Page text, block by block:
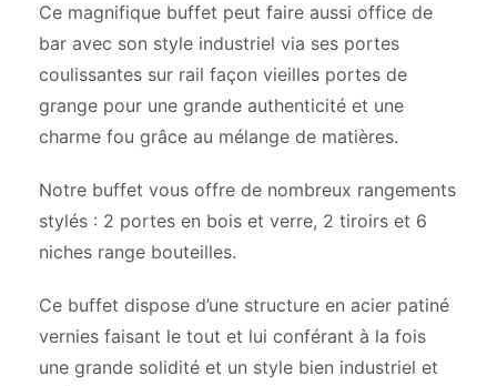
Ce magnifique buffet peut faire aussi office de
bar avec son style industriel via ses portes
coulissantes sur rail façon vieilles portes de
grange pour une grande authenticité et une
charme fou grâce au mélange de matières.
Notre buffet vous offre de nombreux rangements
stylés : 2 portes en bois et verre, 2 tiroirs et 6
niches range bouteilles.
Ce buffet dispose d’une structure en acier patiné
vernies faisant le tout et lui conférant à la fois
une grande solidité et un style bien industriel et